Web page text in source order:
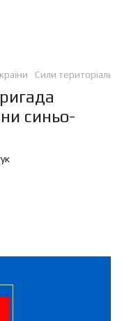
Сили
синьо-